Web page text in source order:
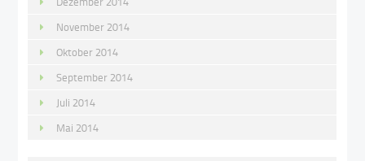
November 2014
Oktober 2014
September 2014
Juli 2014
Mai 2014